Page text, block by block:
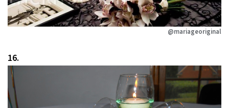
@mariageoriginal
16.